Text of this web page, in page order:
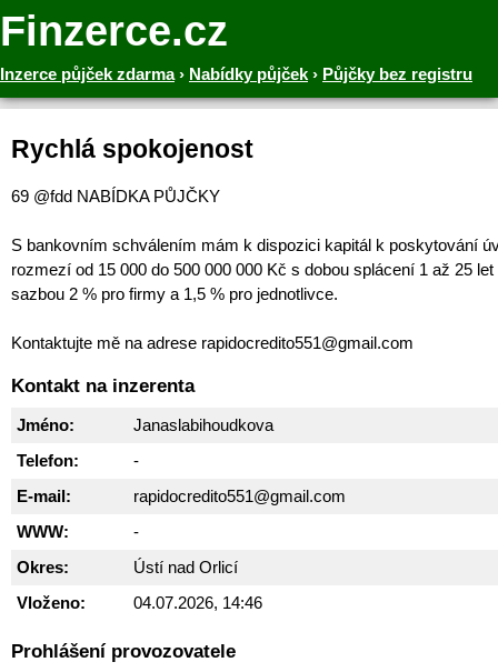
Finzerce.cz
Inzerce půjček zdarma› Nabídky půjček › Půjčky bez registru
Rychlá spokojenost
69 @fdd NABÍDKA PŮJČKY
S bankovním schválením mám k dispozici kapitál k poskytování
rozmezí od 15 000 do 500 000 000 Kč s dobou splácení 1 až 25
sazbou 2 % pro firmy a 1,5 % pro jednotlivce.
Kontaktujte mě na adrese rapidocredito551@gmail.com
Kontakt na inzerenta
Jméno:
Janaslabihoudkova
Telefon:
-
E-mail:
rapidocredito551@gmail.com
WWW:
-
Okres:
Ústí nad Orlicí
Vloženo:
04.07.2026, 14:46
Prohlášení provozovatele